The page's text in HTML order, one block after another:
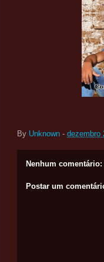
By Unknown - dezembro
Nenhum comentário:
Postar um